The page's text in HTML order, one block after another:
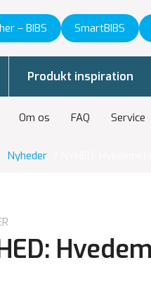
– BIBS SmartBIBS
Om os FAQ Service
Produkt inspiration
Nyheder